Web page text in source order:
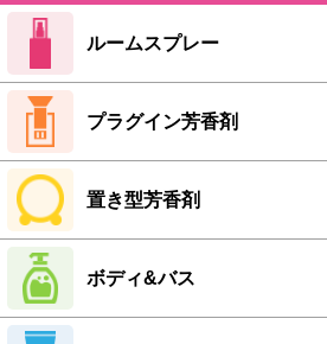
ルームスプレー
プラグイン芳香剤
置き型芳香剤
ボディ&バス